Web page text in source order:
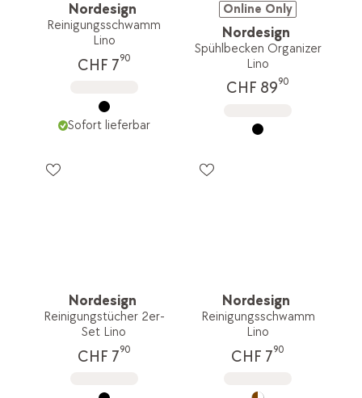
Nordesign
Reinigungsschwamm
Lino
CHF 790
Sofort lieferbar
Online Only
Nordesign
Spühlbecken Organizer
Lino
CHF 8990
Nordesign
Reinigungstücher 2er-
Set Lino
CHF 790
Nordesign
Reinigungsschwamm
Lino
CHF 790